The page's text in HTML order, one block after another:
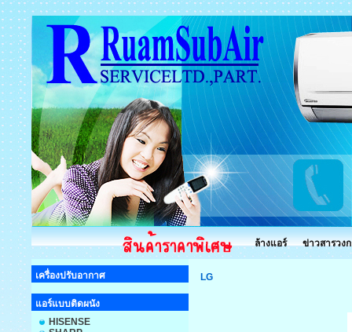
ล้างแอร์ ข่าวสารวง
เครื่องปรับอากาศ
แอร์แบบติดผนัง
HISENSE
LG